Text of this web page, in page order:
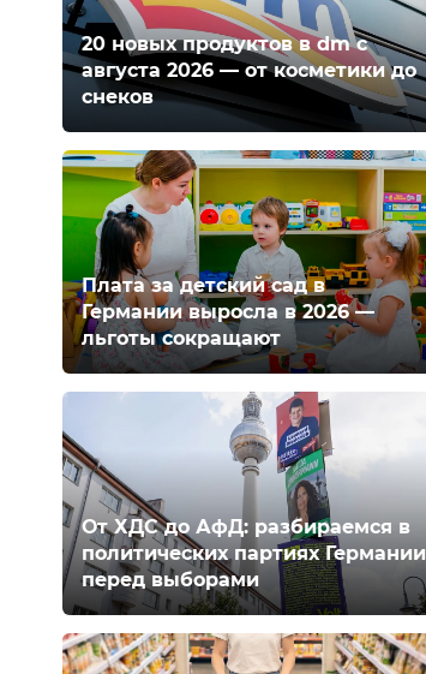
20 новых продуктов в dm с
августа 2026 — от косметики до
снеков
Плата за детский сад в
Германии выросла в 2026 —
льготы сокращают
От ХДС до АфД: разбираемся в
политических партиях Германии
перед выборами